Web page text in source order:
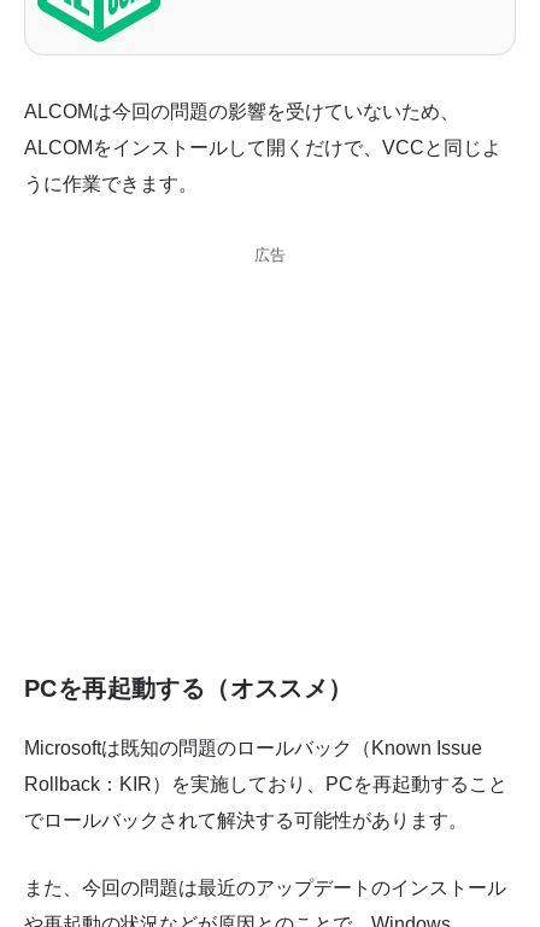
ALCOMは今回の問題の影響を受けていないため、
ALCOMをインストールして開くだけで、VCCと同じよ
うに作業できます。
広告
PCを再起動する（オススメ）
Microsoftは既知の問題のロールバック（Known Issue
Rollback：KIR）を実施しており、PCを再起動すること
でロールバックされて解決する可能性があります。
また、今回の問題は最近のアップデートのインストール